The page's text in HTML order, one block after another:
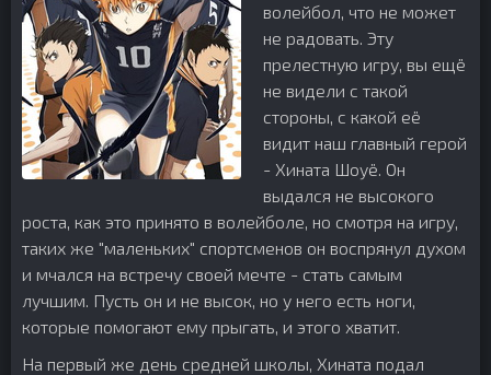
волейбол, что не может
не радовать. Эту
прелестную игру, вы ещё
не видели с такой
стороны, с какой её
видит наш главный герой
- Хината Шоуё. Он
выдался не высокого
роста, как это принято в волейболе, но смотря на игру,
таких же "маленьких" спортсменов он воспрянул духом
и мчался на встречу своей мечте - стать самым
лучшим. Пусть он и не высок, но у него есть ноги,
которые помогают ему прыгать, и этого хватит.
На первый же день средней школы, Хината подал